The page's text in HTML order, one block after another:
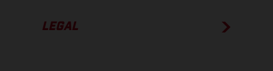
LEGAL